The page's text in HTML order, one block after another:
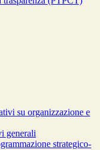
su organizzazione e
generali
strategico-